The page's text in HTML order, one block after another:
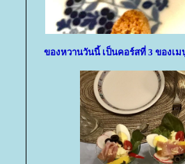
ของหวานวันนี้ เป็นคอร์สที่ 3 ของเ